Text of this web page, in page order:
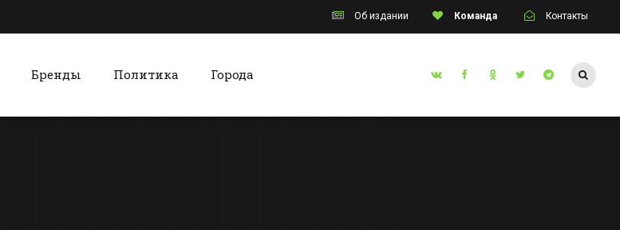
Об издании Команда Контакты
Бренды Политика Города